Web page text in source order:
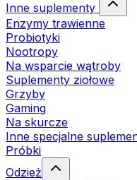
Inne suplementy
Enzymy trawienne
Probiotyki
Nootropy
Na wsparcie wątroby
Suplementy ziołowe
Grzyby
Gaming
Na skurcze
Inne specjalne
Próbki
Odzież